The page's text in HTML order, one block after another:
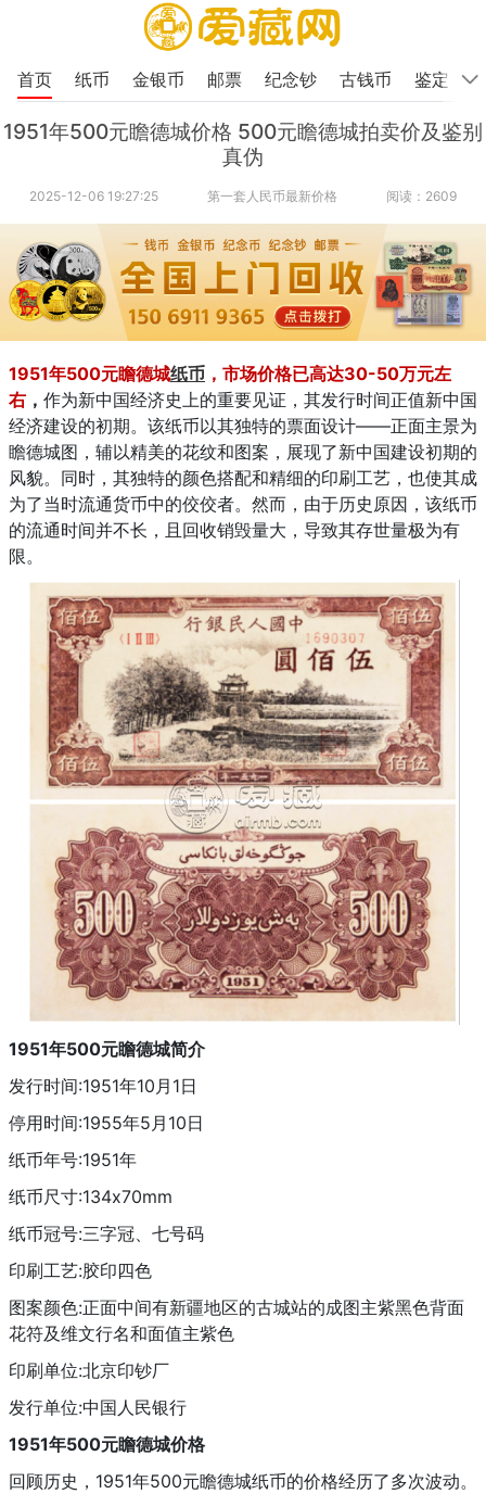
首页 纸币 金银币 邮票 纪念钞 古钱币 鉴定
1951年500元瞻德城价格 500元瞻德城拍卖价及鉴别
真伪
2025-12-06 19:27:25 第一套人民币最新价格 阅读：2609
1951年500元瞻德城纸币 ，市场价格已高达30-50万元左
右 ， 作为新中国经济史上的重要见证，其发行时间正值新中国
经济建设的初期。该纸币以其独特的票面设计——正面主景为
瞻德城图，辅以精美的花纹和图案，展现了新中国建设初期的
风貌。同时，其独特的颜色搭配和精细的印刷工艺，也使其成
为了当时流通货币中的佼佼者。然而，由于历史原因，该纸币
的流通时间并不长，且回收销毁量大，导致其存世量极为有
限。
1951年500元瞻德城简介
发行时间:1951年10月1日
停用时间:1955年5月10日
纸币年号:1951年
纸币尺寸:134x70mm
纸币冠号:三字冠、七号码
印刷工艺:胶印四色
图案颜色:正面中间有新疆地区的古城站的成图主紫黑色背面
花符及维文行名和面值主紫色
印刷单位:北京印钞厂
发行单位:中国人民银行
1951年500元瞻德城价格
回顾历史，1951年500元瞻德城纸币的价格经历了多次波动。